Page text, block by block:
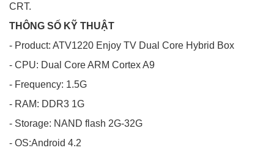
CRT.
THÔNG SỐ KỸ THUẬT
- Product: ATV1220 Enjoy TV Dual Core Hybrid Box
- CPU: Dual Core ARM Cortex A9
- Frequency: 1.5G
- RAM: DDR3 1G
- Storage: NAND flash 2G-32G
- OS:Android 4.2